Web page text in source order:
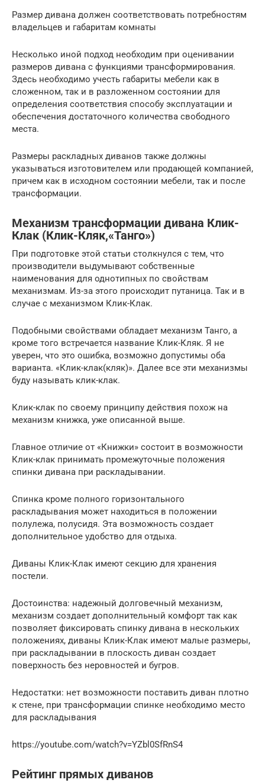
Размер дивана должен соответствовать потребностям
владельцев и габаритам комнаты
Несколько иной подход необходим при оценивании
размеров дивана с функциями трансформирования.
Здесь необходимо учесть габариты мебели как в
сложенном, так и в разложенном состоянии для
определения соответствия способу эксплуатации и
обеспечения достаточного количества свободного
места.
Размеры раскладных диванов также должны
указываться изготовителем или продающей компанией,
причем как в исходном состоянии мебели, так и после
трансформации.
Механизм трансформации дивана Клик-
Клак (Клик-Кляк,«Танго»)
При подготовке этой статьи столкнулся с тем, что
производители выдумывают собственные
наименования для однотипных по свойствам
механизмам. Из-за этого происходит путаница. Так и в
случае с механизмом Клик-Клак.
Подобными свойствами обладает механизм Танго, а
кроме того встречается название Клик-Кляк. Я не
уверен, что это ошибка, возможно допустимы оба
варианта. «Клик-клак(кляк)». Далее все эти механизмы
буду называть клик-клак.
Клик-клак по своему принципу действия похож на
механизм книжка, уже описанной выше.
Главное отличие от «Книжки» состоит в возможности
Клик-клак принимать промежуточные положения
спинки дивана при раскладывании.
Спинка кроме полного горизонтального
раскладывания может находиться в положении
полулежа, полусидя. Эта возможность создает
дополнительное удобство для отдыха.
Диваны Клик-Клак имеют секцию для хранения
постели.
Достоинства: надежный долговечный механизм,
механизм создает дополнительный комфорт так как
позволяет фиксировать спинку дивана в нескольких
положениях, диваны Клик-Клак имеют малые размеры,
при раскладывании в плоскость диван создает
поверхность без неровностей и бугров.
Недостатки: нет возможности поставить диван плотно
к стене, при трансформации спинке необходимо место
для раскладывания
https://youtube.com/watch?v=YZbl0SfRnS4
Рейтинг прямых диванов